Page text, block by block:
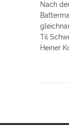
Nach
Til
Heiner